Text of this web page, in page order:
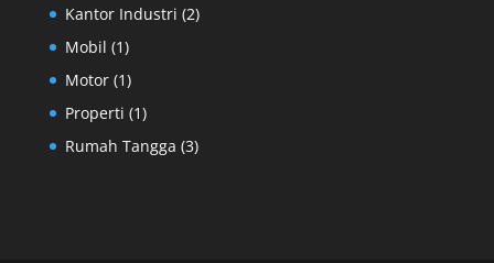
Kantor Industri (2)
Mobil (1)
Motor(1)
Properti (1)
Rumah Tangga (3)